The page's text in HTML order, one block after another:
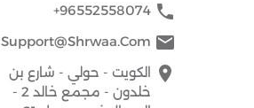
phone
+96552558074
mail
Support@shrwaa.com
place
الكويت - حولي - شارع بن
خلدون - مجمع خالد 2 -